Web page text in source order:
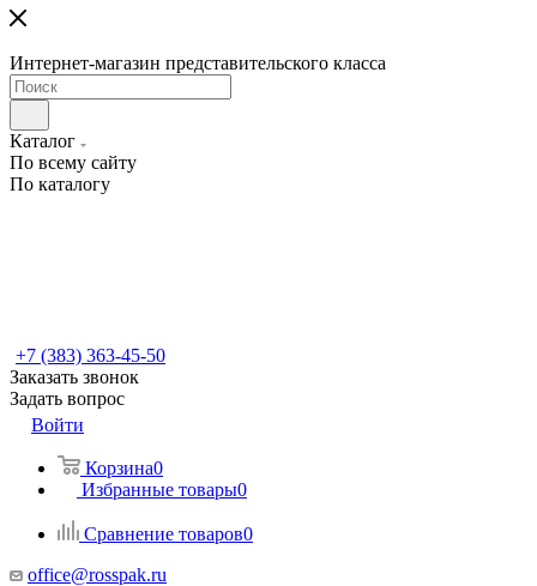
Интернет-магазин представительского класса
Каталог
По всему сайту
По каталогу
+7 (383) 363-45-50
Заказать звонок
Задать вопрос
Войти
Корзина0
Избранные товары0
Сравнение товаров0
office@rosspak.ru